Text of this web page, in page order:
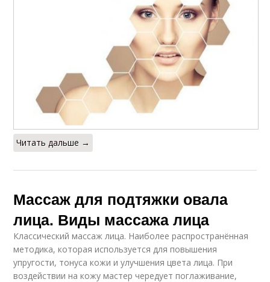
Читать дальше →
Массаж для подтяжки овала
лица. Виды массажа лица
Классический массаж лица. Наиболее распространённая
методика, которая используется для повышения
упругости, тонуса кожи и улучшения цвета лица. При
воздействии на кожу мастер чередует поглаживание,